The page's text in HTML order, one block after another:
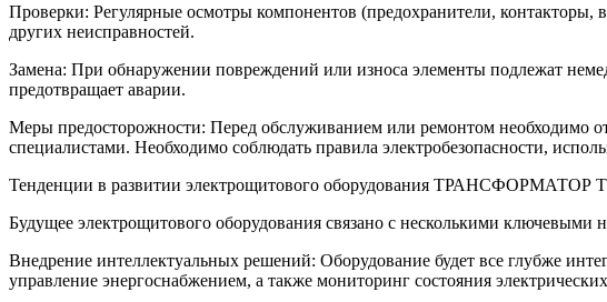
Проверки: Регулярные осмотры компонентов (предохранители,
других неисправностей.
Замена: При обнаружении повреждений или износа элементы подлежат
предотвращает аварии.
Меры предосторожности: Перед обслуживанием или ремонтом необходимо
специалистами. Необходимо соблюдать правила электробезопасности,
Тенденции в развитии электрощитового оборудования
Будущее электрощитового оборудования связано с несколькими ключевыми
Внедрение интеллектуальных решений: Оборудование будет все глубже
управление энергоснабжением, а также мониторинг состояния